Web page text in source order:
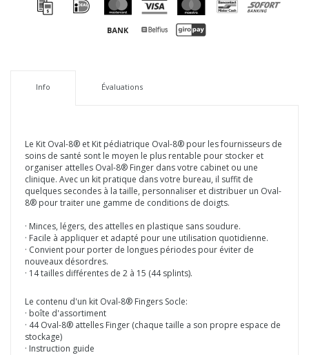
Info Évaluations
Le Kit Oval-8® et Kit pédiatrique Oval-8® pour les fournisseurs de
soins de santé sont le moyen le plus rentable pour stocker et
organiser attelles Oval-8® Finger dans votre cabinet ou une
clinique. Avec un kit pratique dans votre bureau, il suffit de
quelques secondes à la taille, personnaliser et distribuer un Oval-
8® pour traiter une gamme de conditions de doigts.
· Minces, légers, des attelles en plastique sans soudure.
· Facile à appliquer et adapté pour une utilisation quotidienne.
· Convient pour porter de longues périodes pour éviter de
nouveaux désordres.
· 14 tailles différentes de 2 à 15 (44 splints).
Le contenu d'un kit Oval-8® Fingers Socle:
· boîte d'assortiment
· 44 Oval-8® attelles Finger (chaque taille a son propre espace de
stockage)
· Instruction guide